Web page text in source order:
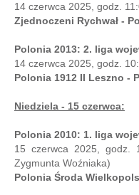
14 czerwca 2025, godz.
Zjednoczeni Rychwał -
Polonia 2013: 2. liga
14 czerwca 2025, godz.
Polonia 1912 II Leszno -
Niedziela - 15 czerwca:
Polonia 2010: 1. liga
15 czerwca 2025, godz.
Zygmunta Woźniaka)
Polonia Środa